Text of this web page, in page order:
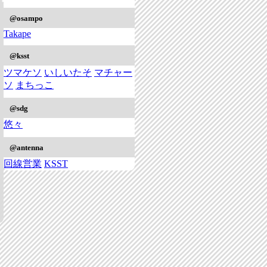
@osampo
Takape
@ksst
ツマケソ いしいたそ マチャー
ソ まちっこ
@sdg
悠々
@antenna
回線営業 KSST